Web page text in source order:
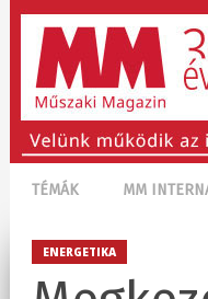
TÉMÁK MM
ENERGETIKA